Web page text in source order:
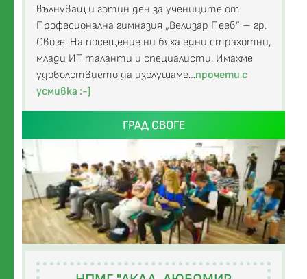
вълнуващ и готин ден за учениците от
Професионална гимназия „Велизар Пеев” – гр.
Своге. На посещение ни бяха едни страхотни,
млади ИТ таланти и специалисти. Имахме
удоволствието да изслушаме…прочети с
усмивка :-]
ГРАД СВОГЕ